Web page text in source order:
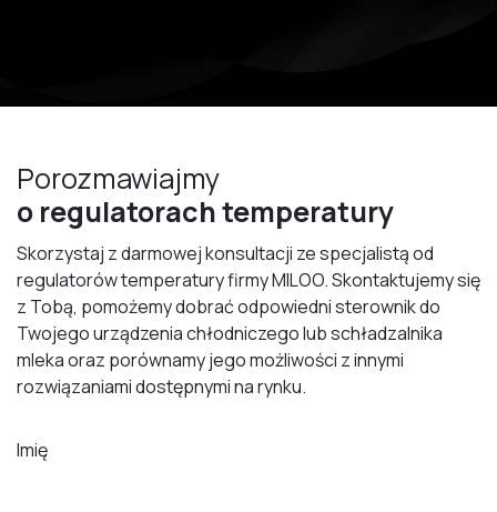
Porozmawiajmy
o regulatorach temperatury
Skorzystaj z darmowej konsultacji ze specjalistą od
regulatorów temperatury firmy MILOO. Skontaktujemy się
z Tobą, pomożemy dobrać odpowiedni sterownik do
Twojego urządzenia chłodniczego lub schładzalnika
mleka oraz porównamy jego możliwości z innymi
rozwiązaniami dostępnymi na rynku.
Imię